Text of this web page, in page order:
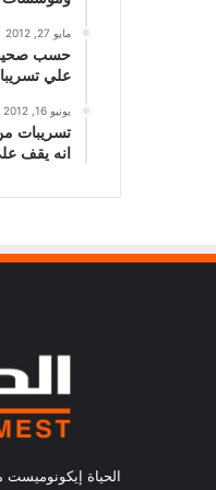
مايو 27, 2012
حسب صحيفة
علي
يونيو 16, 2012
تسريبات
انه يقف
الحياة إيكونوميست